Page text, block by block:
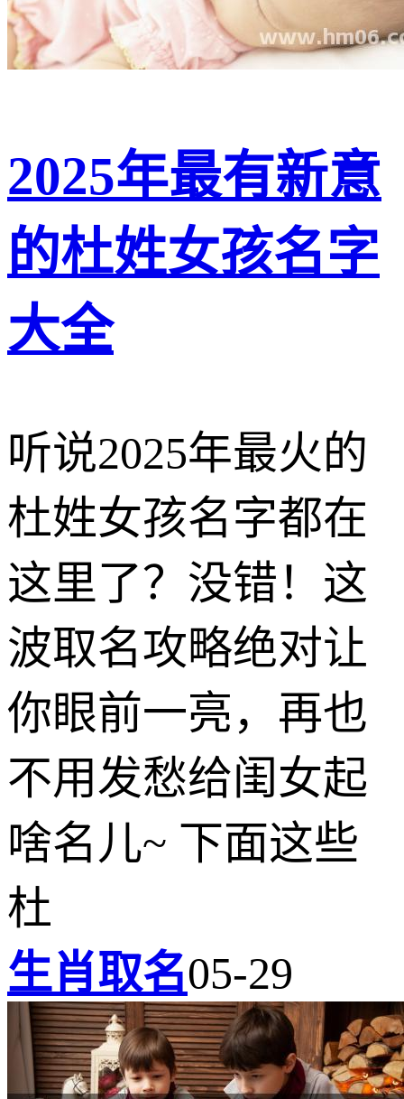
2025年最有新意
的杜姓女孩名字
大全
听说2025年最火的
杜姓女孩名字都在
这里了？没错！这
波取名攻略绝对让
你眼前一亮，再也
不用发愁给闺女起
啥名儿~ 下面这些
杜
生肖取名05-29